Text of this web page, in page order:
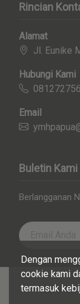
Rincian
Alamat
Jl. Eunike
Hubungi Kami
Email
Buletin Kami
Berlangganan
© 2026
Dengan
cookie kami
termasuk